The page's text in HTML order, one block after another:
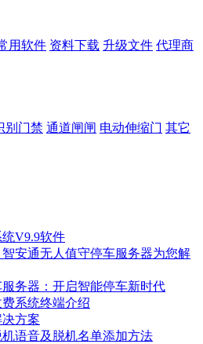
用软件 资料下载 升级文件 代理商
别门禁 通道闸闸 电动伸缩门 其它
V9.9软件
安通无人值守停车服务器为您解
务器：开启智能停车新时代
系统终端介绍
方案
语音及脱机名单添加方法